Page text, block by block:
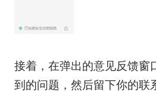
接着，在弹出的意见反馈窗
到的问题，然后留下你的联